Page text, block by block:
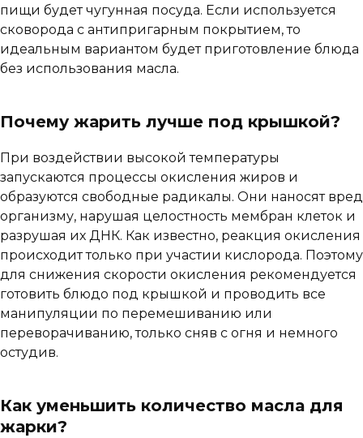
пищи будет чугунная посуда. Если используется
сковорода с антипригарным покрытием, то
идеальным вариантом будет приготовление блюда
без использования масла.
Почему жарить лучше под крышкой?
При воздействии высокой температуры
запускаются процессы окисления жиров и
образуются свободные радикалы. Они наносят вред
организму, нарушая целостность мембран клеток и
разрушая их ДНК. Как известно, реакция окисления
происходит только при участии кислорода. Поэтому
для снижения скорости окисления рекомендуется
готовить блюдо под крышкой и проводить все
манипуляции по перемешиванию или
переворачиванию, только сняв с огня и немного
остудив.
Как уменьшить количество масла для
жарки?